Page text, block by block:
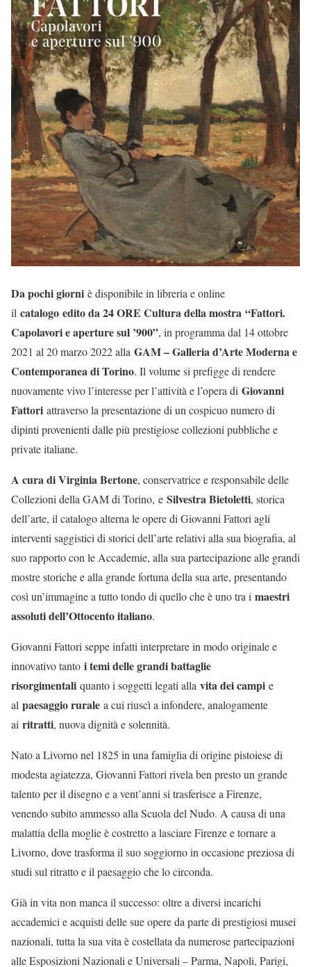
Da pochi giorni è disponibile in libreria e online
il catalogo edito da 24 ORE Cultura della mostra “Fattori.
Capolavori e aperture sul ’900”, in programma dal 14 ottobre
2021 al 20 marzo 2022 alla GAM – Galleria d’Arte Moderna e
Contemporanea di Torino. Il volume si prefigge di rendere
nuovamente vivo l’interesse per l’attività e l’opera di Giovanni
Fattori attraverso la presentazione di un cospicuo numero di
dipinti provenienti dalle più prestigiose collezioni pubbliche e
private italiane.
A cura di Virginia Bertone, conservatrice e responsabile delle
Collezioni della GAM di Torino, e Silvestra Bietoletti, storica
dell’arte, il catalogo alterna le opere di Giovanni Fattori agli
interventi saggistici di storici dell’arte relativi alla sua biografia, al
suo rapporto con le Accademie, alla sua partecipazione alle grandi
mostre storiche e alla grande fortuna della sua arte, presentando
così un’immagine a tutto tondo di quello che è uno tra i maestri
assoluti dell’Ottocento italiano.
Giovanni Fattori seppe infatti interpretare in modo originale e
innovativo tanto i temi delle grandi battaglie
risorgimentali quanto i soggetti legati alla vita dei campi e
al paesaggio rurale a cui riuscì a infondere, analogamente
ai ritratti, nuova dignità e solennità.
Nato a Livorno nel 1825 in una famiglia di origine pistoiese di
modesta agiatezza, Giovanni Fattori rivela ben presto un grande
talento per il disegno e a vent’anni si trasferisce a Firenze,
venendo subito ammesso alla Scuola del Nudo. A causa di una
malattia della moglie è costretto a lasciare Firenze e tornare a
Livorno, dove trasforma il suo soggiorno in occasione preziosa di
studi sul ritratto e il paesaggio che lo circonda.
Già in vita non manca il successo: oltre a diversi incarichi
accademici e acquisti delle sue opere da parte di prestigiosi musei
nazionali, tutta la sua vita è costellata da numerose partecipazioni
alle Esposizioni Nazionali e Universali – Parma, Napoli, Parigi,